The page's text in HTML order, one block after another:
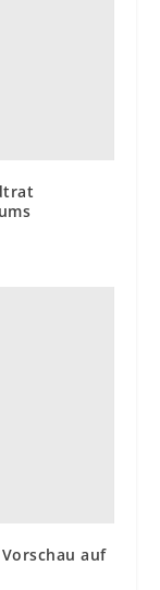
auf